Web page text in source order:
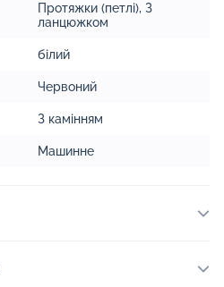
Протяжки (петлі), З
ланцюжком
білий
Червоний
З камінням
Машинне